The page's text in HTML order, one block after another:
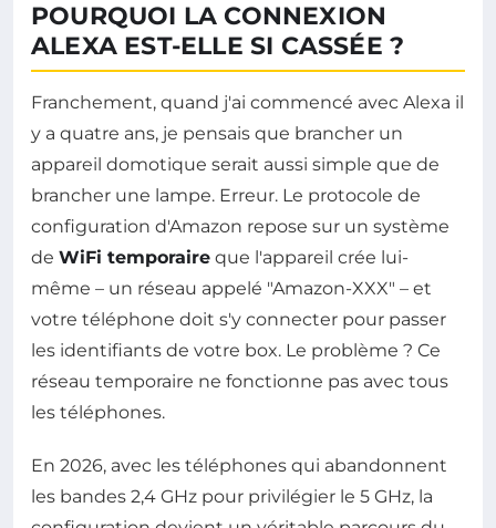
POURQUOI LA CONNEXION
ALEXA EST-ELLE SI CASSÉE ?
Franchement, quand j'ai commencé avec Alexa il
y a quatre ans, je pensais que brancher un
appareil domotique serait aussi simple que de
brancher une lampe. Erreur. Le protocole de
configuration d'Amazon repose sur un système
de WiFi temporaire que l'appareil crée lui-
même – un réseau appelé "Amazon-XXX" – et
votre téléphone doit s'y connecter pour passer
les identifiants de votre box. Le problème ? Ce
réseau temporaire ne fonctionne pas avec tous
les téléphones.
En 2026, avec les téléphones qui abandonnent
les bandes 2,4 GHz pour privilégier le 5 GHz, la